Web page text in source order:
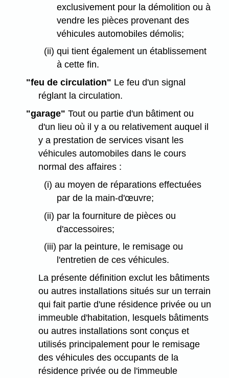
exclusivement pour la démolition ou à
vendre les pièces provenant des
véhicules automobiles démolis;
(ii) qui tient également un établissement
à cette fin.
"feu de circulation" Le feu d'un signal
réglant la circulation.
"garage" Tout ou partie d'un bâtiment ou
d'un lieu où il y a ou relativement auquel il
y a prestation de services visant les
véhicules automobiles dans le cours
normal des affaires :
(i) au moyen de réparations effectuées
par de la main-d'œuvre;
(ii) par la fourniture de pièces ou
d'accessoires;
(iii) par la peinture, le remisage ou
l'entretien de ces véhicules.
La présente définition exclut les bâtiments
ou autres installations situés sur un terrain
qui fait partie d'une résidence privée ou un
immeuble d'habitation, lesquels bâtiments
ou autres installations sont conçus et
utilisés principalement pour le remisage
des véhicules des occupants de la
résidence privée ou de l'immeuble